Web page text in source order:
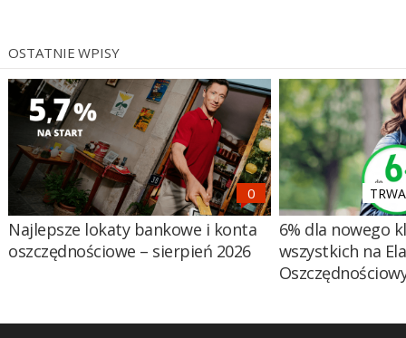
OSTATNIE WPISY
Najlepsze lokaty bankowe i konta
oszczędnościowe – sierpień 2026
6% dla nowego
wszystkich na